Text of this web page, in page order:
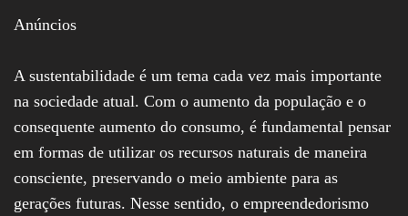
Anúncios
A sustentabilidade é um tema cada vez mais importante
na sociedade atual. Com o aumento da população e o
consequente aumento do consumo, é fundamental pensar
em formas de utilizar os recursos naturais de maneira
consciente, preservando o meio ambiente para as
gerações futuras. Nesse sentido, o empreendedorismo